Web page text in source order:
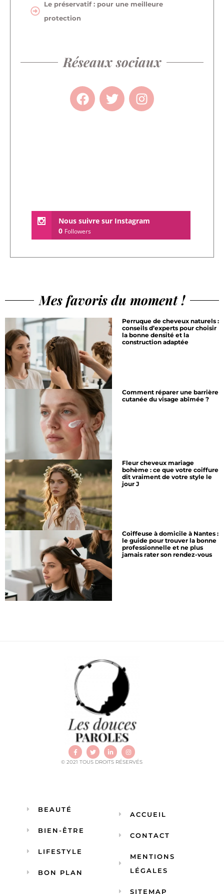
Le préservatif : pour une meilleure
protection
Réseaux sociaux
Nous suivre sur Instagram
0 Followers
Mes favoris du moment !
Perruque de cheveux naturels :
conseils d’experts pour choisir
la bonne densité et la
construction adaptée
Comment réparer une barrière
cutanée du visage abîmée ?
Fleur cheveux mariage
bohème : ce que votre coiffure
dit vraiment de votre style le
jour J
Coiffeuse à domicile à Nantes :
le guide pour trouver la bonne
professionnelle et ne plus
jamais rater son rendez-vous
© 2021 TOUS DROITS RÉSERVÉS
BEAUTÉ
BIEN-ÊTRE
LIFESTYLE
BON PLAN
ACCUEIL
CONTACT
MENTIONS
LÉGALES
SITEMAP